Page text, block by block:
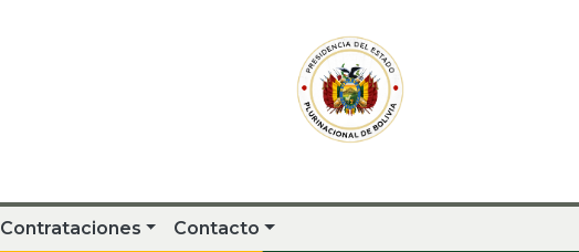
Contrataciones Contacto